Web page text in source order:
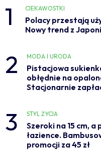
1 CIEKAWOSTKI
Polacy przestają
Nowy trend z
2 MODA I URODA
Pistacjowa
obłędnie na
Stacjonarnie
3 STYL ŻYCIA
Szeroki na 15 cm,
łazience.
promocji za 45 zł